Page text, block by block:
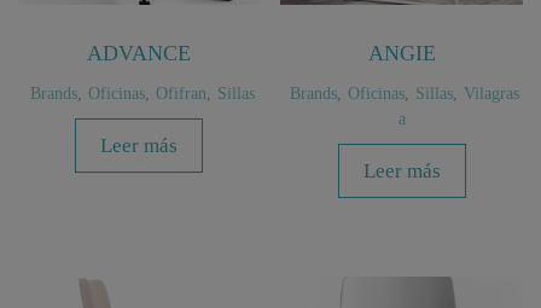
ADVANCE
Brands, Oficinas, Ofifran Sillas
Leer más
ANGIE
Brands Oficinas Sillas
Vilagras
a
Leer más